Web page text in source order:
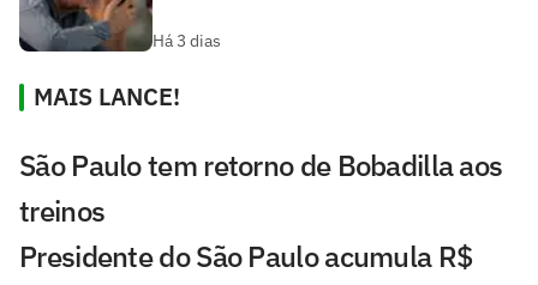
Há 3 dias
MAIS LANCE!
São Paulo tem retorno de Bobadilla aos
treinos
Presidente do São Paulo acumula R$